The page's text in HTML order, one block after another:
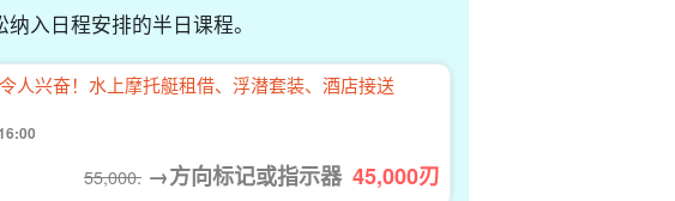
入日程安排的半日课程。
人兴奋！水上摩托艇租借、浮潜套装、酒店接送
55,000. →方向标记或指示器 45,000刃